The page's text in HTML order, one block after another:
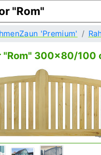
"Rom"
'Premium'
"Rom" 300x80/100